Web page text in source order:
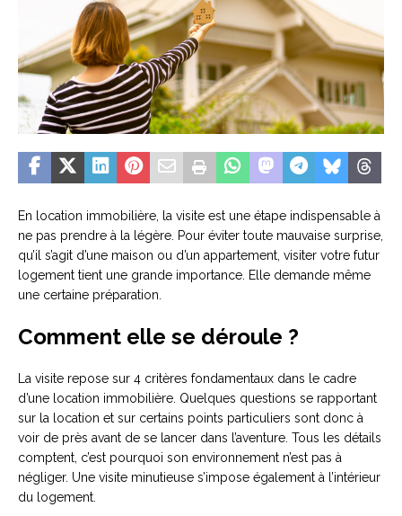
En location immobilière, la visite est une étape indispensable à
ne pas prendre à la légère. Pour éviter toute mauvaise surprise,
qu’il s’agit d’une maison ou d’un appartement, visiter votre futur
logement tient une grande importance. Elle demande même
une certaine préparation.
Comment elle se déroule ?
La visite repose sur 4 critères fondamentaux dans le cadre
d’une location immobilière. Quelques questions se rapportant
sur la location et sur certains points particuliers sont donc à
voir de près avant de se lancer dans l’aventure. Tous les détails
comptent, c’est pourquoi son environnement n’est pas à
négliger. Une visite minutieuse s’impose également à l’intérieur
du logement.